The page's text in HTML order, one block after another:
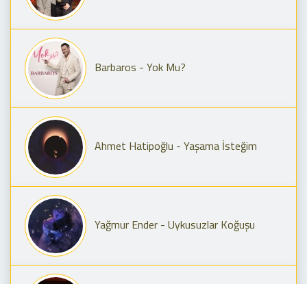
Barbaros - Yok Mu?
Ahmet Hatipoğlu - Yaşama İsteğim
Yağmur Ender - Uykusuzlar Koğuşu